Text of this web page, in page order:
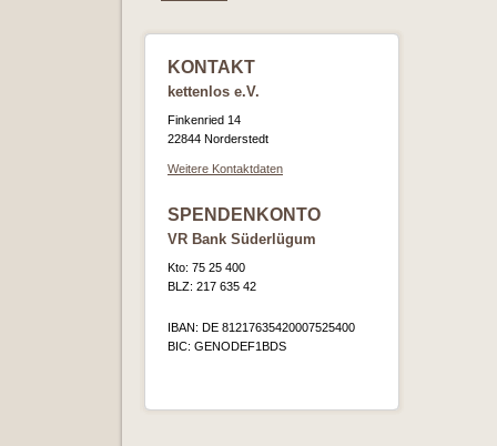
KONTAKT
kettenlos e.V.
Finkenried 14
22844 Norderstedt
Weitere Kontaktdaten
SPENDENKONTO
VR Bank Süderlügum
Kto: 75 25 400
BLZ: 217 635 42
IBAN: DE 81217635420007525400
BIC: GENODEF1BDS